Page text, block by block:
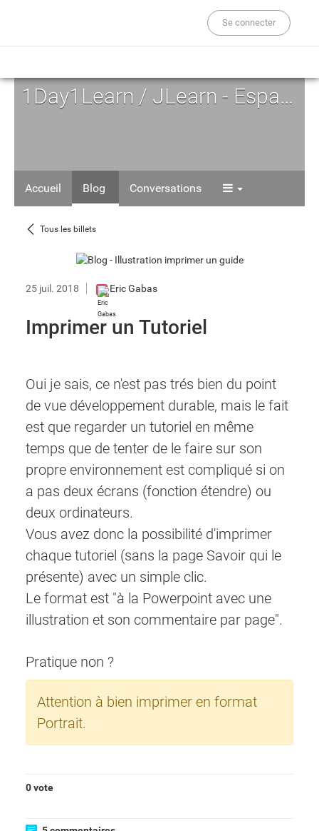
Se connecter
1Day1Learn / JLearn - Espace d'Auto-formation
Accueil Blog Conversations
Tous les billets
25 juil. 2018 Eric Gabas
Imprimer un Tutoriel
Oui je sais, ce n'est pas trés bien du point
de vue développement durable, mais le fait
est que regarder un tutoriel en même
temps que de tenter de le faire sur son
propre environnement est compliqué si on
a pas deux écrans (fonction étendre) ou
deux ordinateurs.
Vous avez donc la possibilité d'imprimer
chaque tutoriel (sans la page Savoir qui le
présente) avec un simple clic.
Le format est "à la Powerpoint avec une
illustration et son commentaire par page".
Pratique non ?
Attention à bien imprimer en format
Portrait.
0 vote